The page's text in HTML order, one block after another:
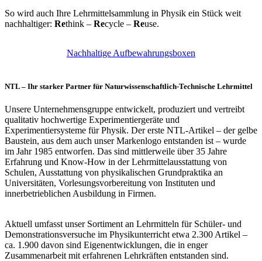
So wird auch Ihre Lehrmittelsammlung in Physik ein Stück weit
nachhaltiger: Rethink – Recycle – Reuse.
Nachhaltige Aufbewahrungsboxen
NTL – Ihr starker Partner für Naturwissenschaftlich-Technische Lehrmittel
Unsere Unternehmensgruppe entwickelt, produziert und vertreibt
qualitativ hochwertige Experimentiergeräte und
Experimentiersysteme für Physik. Der erste NTL-Artikel – der gelbe
Baustein, aus dem auch unser Markenlogo entstanden ist – wurde
im Jahr 1985 entworfen. Das sind mittlerweile über 35 Jahre
Erfahrung und Know-How in der Lehrmittelausstattung von
Schulen, Ausstattung von physikalischen Grundpraktika an
Universitäten, Vorlesungsvorbereitung von Instituten und
innerbetrieblichen Ausbildung in Firmen.
Aktuell umfasst unser Sortiment an Lehrmitteln für Schüler- und
Demonstrationsversuche im Physikunterricht etwa 2.300 Artikel –
ca. 1.900 davon sind Eigenentwicklungen, die in enger
Zusammenarbeit mit erfahrenen Lehrkräften entstanden sind.